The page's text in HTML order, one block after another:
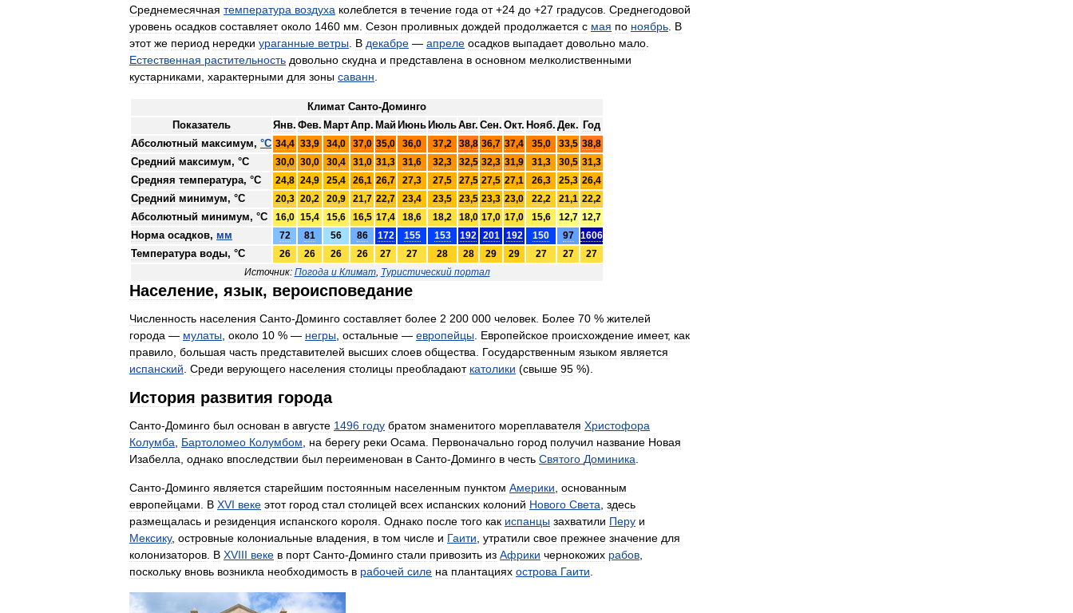
Среднемесячная температура воздуха колеблется в течение года от+24 до +27 градусов Среднегодовой
уровень осадков составляет около 1460 мм Сезон проливных дождей продолжается с мая по ноябрь В
этот же период нередки ураганные ветры В декабре — апреле осадков выпадает довольно мало
Естественная растительность довольно скудна и представлена в основном мелколиственными
кустарниками характерными для зоны саванн
Климат Санто-Доминго
Показатель
Янв. Фев. МартАпр. Май Июнь ИюльАвг. Сен. Окт. Нояб. Дек. Год
Абсолютный максимум, °C 34,4 33,9 34,0 37,0 35,0 36,0 37,2 38,8 36,7 37,4 35,0 33,5 38,8
Средний максимум, °C 30,0 30,0 30,4 31,0 31,3 31,6 32,3 32,5 32,3 31,9 31,3 30,5 31,3
Средняя температура, °C 24,8 24,9 25,4 26,1 26,7 27,3 27,5 27,5 27,5 27,1 26,3 25,3 26,4
Средний минимум, °C 20,3 20,2 20,9 21,7 22,7 23,4 23,5 23,5 23,3 23,0 22,2 21,1 22,2
Абсолютный минимум, °C 16,0 15,4 15,6 16,5 17,4 18,6 18,2 18,0 17,0 17,0 15,6 12,7 12,7
Норма осадков, мм 72 81 56 86 172 155 153 192 201 192 150 97
1606
Температура воды, °C 26 26 26 26 27 27 28 28 29 29 27 27
27
Источник: Погода и Климат, Туристический портал
Население, язык, вероисповедание
Численность населения Санто-Доминго составляет более 2 200 000 человек Более 70 % жителей
города — мулаты около 10 % — негры остальные — европейцы Европейское происхождение имеет, как
правило большая часть представителей высших слоев общества Государственным языком является
испанский Среди верующего населения столицы преобладают католики (свыше 95 %).
История развития города
Санто-Доминго был основан в августе 1496 году братом знаменитого мореплавателя Христофора
Колумба
Бартоломео Колумбом на берегу реки Осама Первоначально город получил название Новая
Изабелла однако впоследствии был переименован в Санто-Доминго в честь Святого Доминика
Санто-Доминго является старейшим постоянным населенным пунктом Америки основанным
европейцами
В XVI веке этот город стал столицей всех испанских колоний Нового Света здесь
размещалась и резиденция испанского короля Однако после того как испанцы захватили Перу и
Мексику, островные колониальные владения в том числе и Гаити утратили свое прежнее значение для
колонизаторов В XVIII веке в порт Санто-Доминго стали привозить из Африки чернокожих рабов
поскольку вновь возникла необходимость в рабочей силе на плантациях острова Гаити